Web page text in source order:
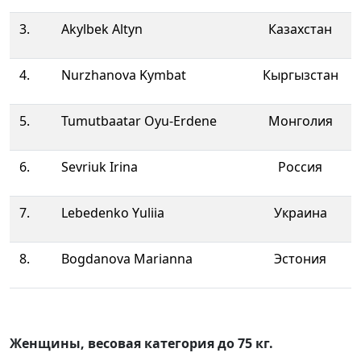
3. Akylbek Altyn Казахстан
4. Nurzhanova Kymbat Кыргызстан
5. Tumutbaatar Oyu-Erdene Монголия
6. Sevriuk Irina Россия
7. Lebedenko Yuliia Украина
8. Bogdanova Marianna Эстония
Женщины, весовая категория до 75 кг.